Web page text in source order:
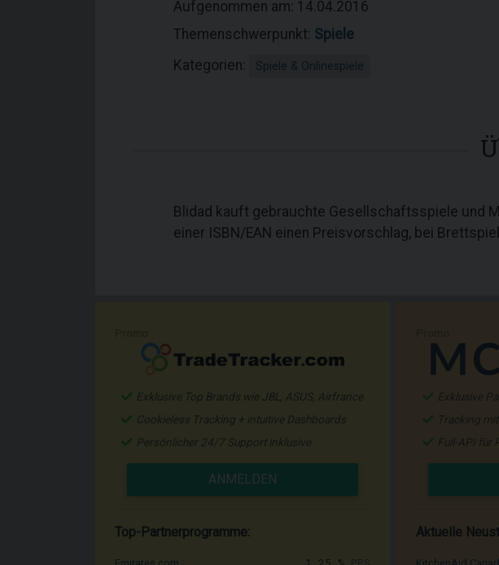
Aufgenommen am: 14.04.2016
Themenschwerpunkt: Spiele
Kategorien:
Spiele & Onlinespiele
Blidad kauft gebrauchte Gesellschaftsspiele und
einer ISBN/EAN einen Preisvorschlag, bei
Exklusive Top Brands wie JBL, ASUS, Airfrance
Cookieless Tracking + intuitive Dashboards
Persönlicher 24/7 Support inklusive
ANMELDEN
Top-Partnerprogramme:
Exklusive
Tracking
Full-API für
Aktuelle